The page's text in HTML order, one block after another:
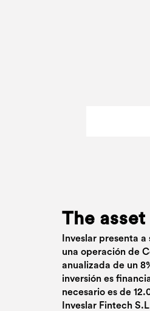
The asset
Inveslar presenta
una operación de
anualizada de un
inversión es
necesario es de
Inveslar Fintech